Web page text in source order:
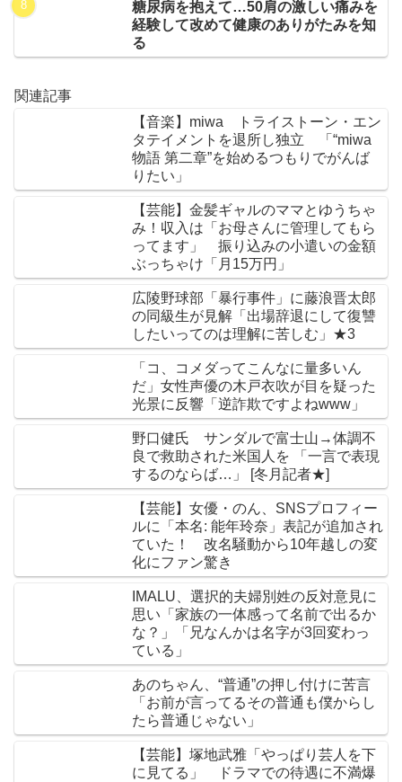
糖尿病を抱えて…50肩の激しい痛みを
経験して改めて健康のありがたみを知
る
関連記事
【音楽】miwa トライストーン・エン
タテイメントを退所し独立 「“miwa
物語 第二章”を始めるつもりでがんば
りたい」
【芸能】金髪ギャルのママとゆうちゃ
み！収入は「お母さんに管理してもら
ってます」 振り込みの小遣いの金額
ぶっちゃけ「月15万円」
広陵野球部「暴行事件」に藤浪晋太郎
の同級生が見解「出場辞退にして復讐
したいってのは理解に苦しむ」★3
「コ、コメダってこんなに量多いん
だ」女性声優の木戸衣吹が目を疑った
光景に反響「逆詐欺ですよねwww」
野口健氏 サンダルで富士山→体調不
良で救助された米国人を 「一言で表現
するのならば…」 [冬月記者★]
【芸能】女優・のん、SNSプロフィー
ルに「本名: 能年玲奈」表記が追加され
ていた！ 改名騒動から10年越しの変
化にファン驚き
IMALU、選択的夫婦別姓の反対意見に
思い「家族の一体感って名前で出るか
な？」「兄なんかは名字が3回変わっ
ている」
あのちゃん、“普通”の押し付けに苦言
「お前が言ってるその普通も僕からし
たら普通じゃない」
【芸能】塚地武雅「やっぱり芸人を下
に見てる」 ドラマでの待遇に不満爆